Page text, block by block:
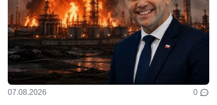
07.08.2026 0